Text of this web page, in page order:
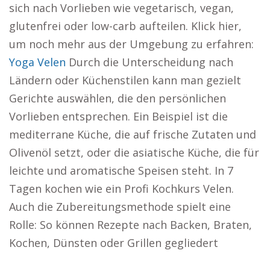
sich nach Vorlieben wie vegetarisch, vegan,
glutenfrei oder low-carb aufteilen. Klick hier,
um noch mehr aus der Umgebung zu erfahren:
Yoga Velen Durch die Unterscheidung nach
Ländern oder Küchenstilen kann man gezielt
Gerichte auswählen, die den persönlichen
Vorlieben entsprechen. Ein Beispiel ist die
mediterrane Küche, die auf frische Zutaten und
Olivenöl setzt, oder die asiatische Küche, die für
leichte und aromatische Speisen steht. In 7
Tagen kochen wie ein Profi Kochkurs Velen.
Auch die Zubereitungsmethode spielt eine
Rolle: So können Rezepte nach Backen, Braten,
Kochen, Dünsten oder Grillen gegliedert